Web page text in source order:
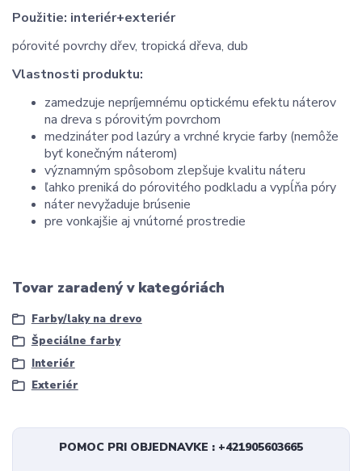
Použitie: interiér+exteriér
pórovité povrchy dřev, tropická dřeva, dub
Vlastnosti produktu:
zamedzuje nepríjemnému optickému efektu náterov
na dreva s pórovitým povrchom
medzináter pod lazúry a vrchné krycie farby (nemôže
byť konečným náterom)
významným spôsobom zlepšuje kvalitu náteru
ľahko preniká do pórovitého podkladu a vypĺňa póry
náter nevyžaduje brúsenie
pre vonkajšie aj vnútorné prostredie
Tovar zaradený v kategóriách
Farby/laky na drevo
Špeciálne farby
Interiér
Exteriér
POMOC PRI OBJEDNAVKE : +421905603665